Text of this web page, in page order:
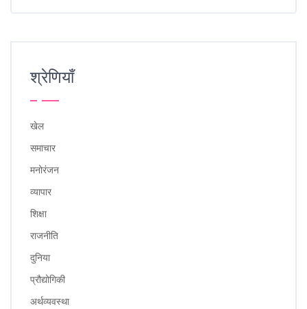
श्रेणियाँ
खेल
समाचार
मनोरंजन
व्यापार
शिक्षा
राजनीति
दुनिया
प्रौद्योगिकी
अर्थव्यवस्था